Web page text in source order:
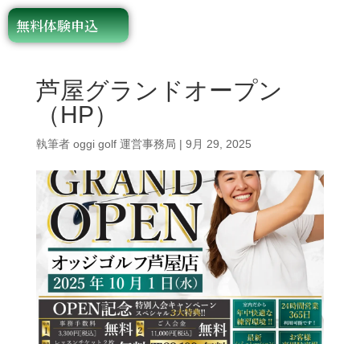
無料体験申込
芦屋グランドオープン
（HP）
執筆者 oggi golf 運営事務局 | 9月 29, 2025